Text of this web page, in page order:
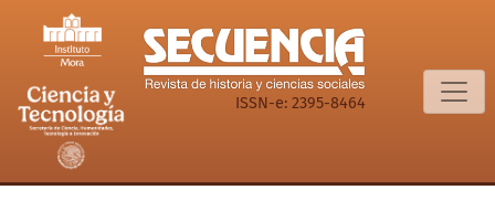
Detalles de autor/a
ISSN-e: 2395-8464